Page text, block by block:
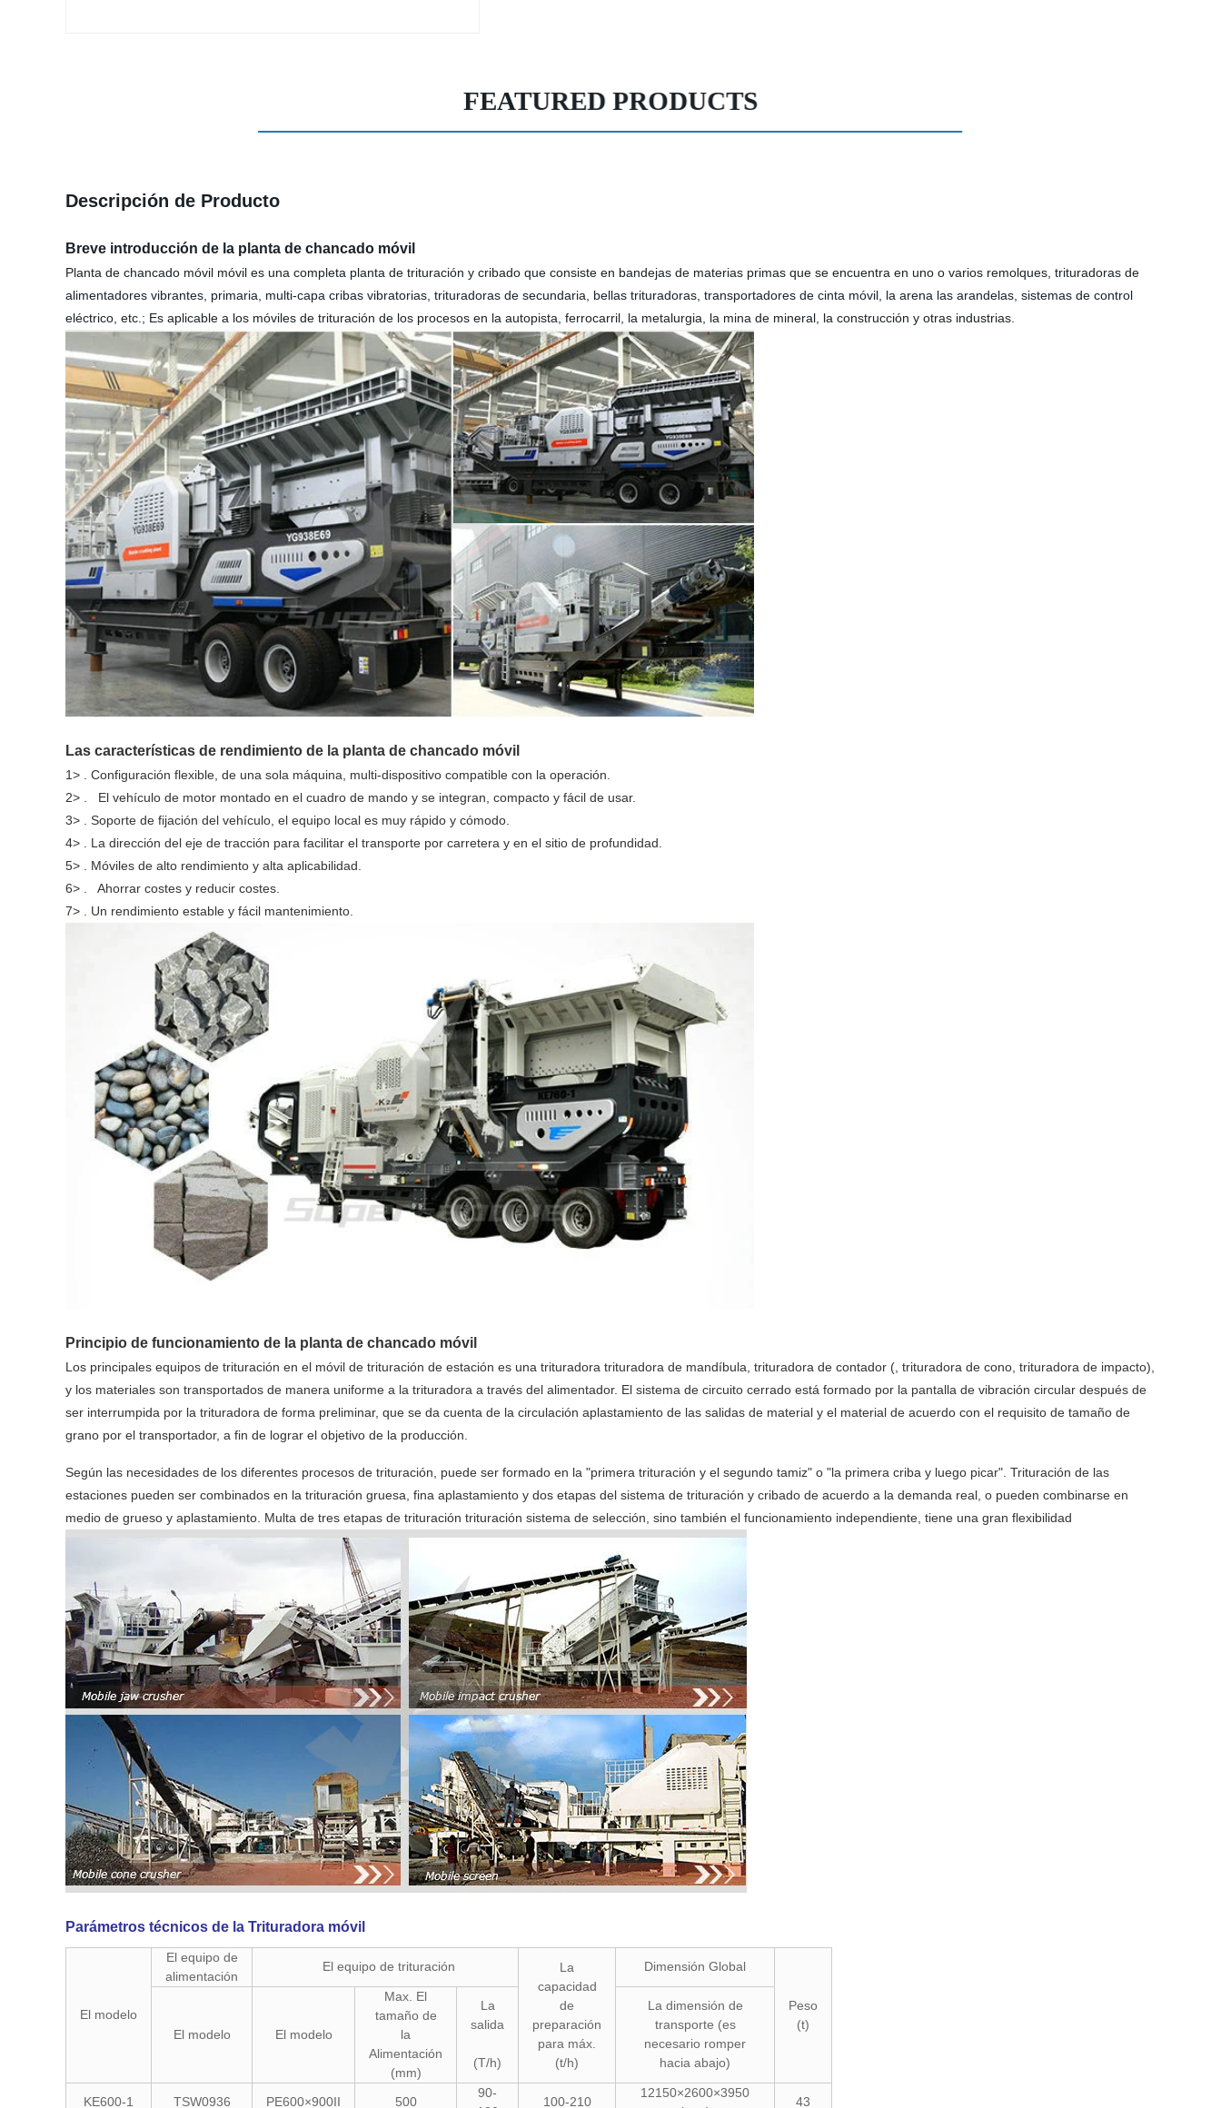
FEATURED PRODUCTS
Descripción de Producto
Breve introducción de la planta de chancado móvil
Planta de chancado móvil móvil es una completa planta de trituración y cribado que consiste en bandejas de materias primas que se encuentra en uno o varios remolques, trituradoras de
alimentadores vibrantes, primaria, multi-capa cribas vibratorias, trituradoras de secundaria, bellas trituradoras, transportadores de cinta móvil, la arena las arandelas, sistemas de control
eléctrico, etc.; Es aplicable a los móviles de trituración de los procesos en la autopista, ferrocarril, la metalurgia, la mina de mineral, la construcción y otras industrias.
Las características de rendimiento de la planta de chancado móvil
1> . Configuración flexible, de una sola máquina, multi-dispositivo compatible con la operación.
2> . El vehículo de motor montado en el cuadro de mando y se integran, compacto y fácil de usar.
3> . Soporte de fijación del vehículo, el equipo local es muy rápido y cómodo.
4> . La dirección del eje de tracción para facilitar el transporte por carretera y en el sitio de profundidad.
5> . Móviles de alto rendimiento y alta aplicabilidad.
6> . Ahorrar costes y reducir costes.
7> . Un rendimiento estable y fácil mantenimiento.
Principio de funcionamiento de la planta de chancado móvil
Los principales equipos de trituración en el móvil de trituración de estación es una trituradora trituradora de mandíbula, trituradora de contador (, trituradora de cono, trituradora de impacto),
y los materiales son transportados de manera uniforme a la trituradora a través del alimentador. El sistema de circuito cerrado está formado por la pantalla de vibración circular después de
ser interrumpida por la trituradora de forma preliminar, que se da cuenta de la circulación aplastamiento de las salidas de material y el material de acuerdo con el requisito de tamaño de
grano por el transportador, a fin de lograr el objetivo de la producción.
Según las necesidades de los diferentes procesos de trituración, puede ser formado en la "primera trituración y el segundo tamiz" o "la primera criba y luego picar". Trituración de las
estaciones pueden ser combinados en la trituración gruesa, fina aplastamiento y dos etapas del sistema de trituración y cribado de acuerdo a la demanda real, o pueden combinarse en
medio de grueso y aplastamiento. Multa de tres etapas de trituración trituración sistema de selección, sino también el funcionamiento independiente, tiene una gran flexibilidad
Parámetros técnicos de la Trituradora móvil
El modelo
El equipo de
alimentación
El equipo de trituración
La
capacidad
de
preparación
para máx.
(t/h)
Dimensión Global
Peso
(t)
El modelo El modelo
Max. El
tamaño de
la
Alimentación
(mm)
La
salida
(T/h)
La dimensión de
transporte (es
necesario romper
hacia abajo)
KE600-1 TSW0936 PE600×900II 500
90-
100-210
12150×2600×3950
43